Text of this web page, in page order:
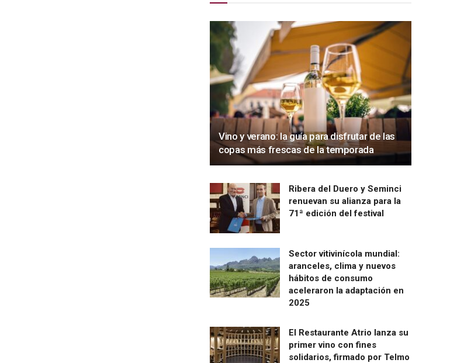
Vino y verano: la guía para disfrutar de las
copas más frescas de la temporada
Ribera del Duero y Seminci
renuevan su alianza para la
71ª edición del festival
Sector vitivinícola mundial:
aranceles, clima y nuevos
hábitos de consumo
aceleraron la adaptación en
2025
El Restaurante Atrio lanza su
primer vino con fines
solidarios, firmado por Telmo